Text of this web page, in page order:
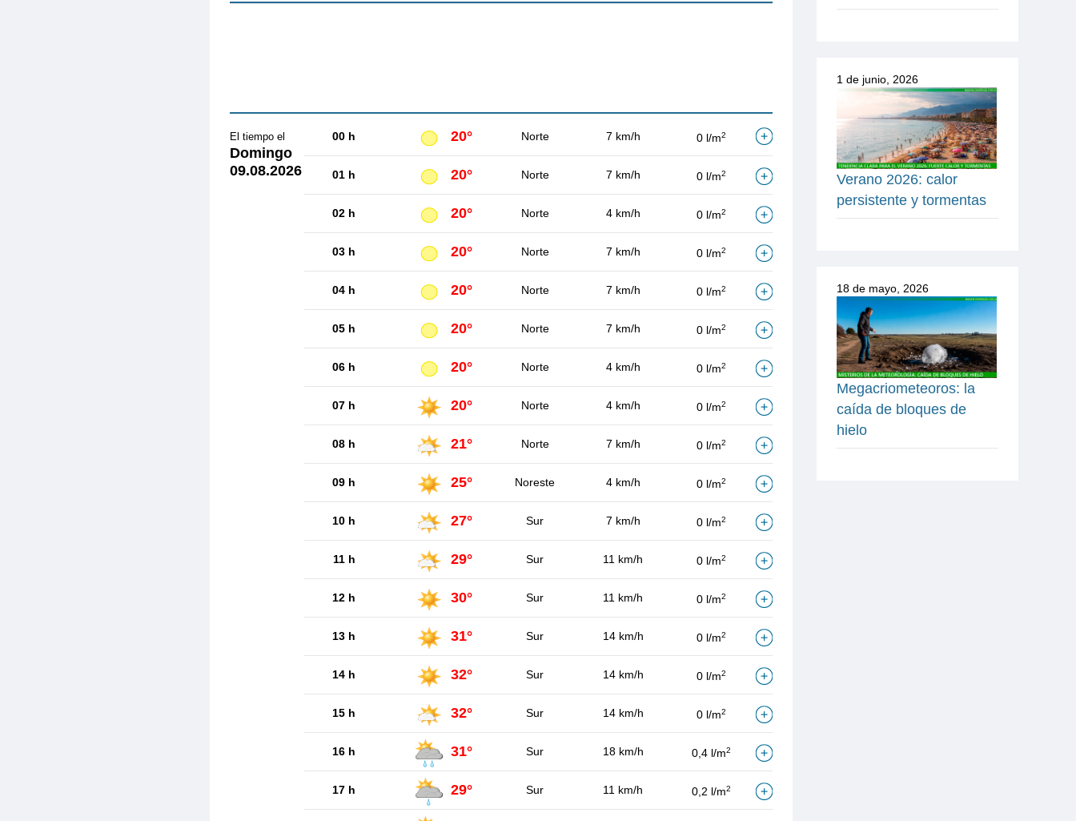
El tiempo el
Domingo
09.08.2026
00 h 20° Norte 7 km/h 0 l/m2
01 h 20° Norte 7 km/h 0 l/m2
02 h 20° Norte 4 km/h 0 l/m2
03 h 20° Norte 7 km/h 0 l/m2
04 h 20° Norte 7 km/h 0 l/m2
05 h 20° Norte 7 km/h 0 l/m2
06 h 20° Norte 4 km/h 0 l/m2
07 h 20° Norte 4 km/h 0 l/m2
08 h 21° Norte 7 km/h 0 l/m2
09 h 25° Noreste 4 km/h 0 l/m2
10 h 27° Sur 7 km/h 0 l/m2
11 h 29° Sur 11 km/h 0 l/m2
12 h 30° Sur 11 km/h 0 l/m2
13 h 31° Sur 14 km/h 0 l/m2
14 h 32° Sur 14 km/h 0 l/m2
15 h 32° Sur 14 km/h 0 l/m2
16 h 31° Sur 18 km/h 0,4 l/m2
17 h 29° Sur 11 km/h 0,2 l/m2
1 de junio, 2026
Verano 2026: calor
persistente y tormentas
18 de mayo, 2026
Megacriometeoros: la
caída de bloques de
hielo